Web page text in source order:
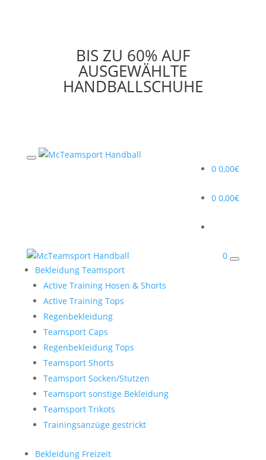
BIS ZU 60% AUF
AUSGEWÄHLTE
HANDBALLSCHUHE
0 0,00€
0 0,00€
0
Bekleidung Teamsport
Active Training Hosen & Shorts
Active Training Tops
Regenbekleidung
Teamsport Caps
Regenbekleidung Tops
Teamsport Shorts
Teamsport Socken/Stutzen
Teamsport sonstige Bekleidung
Teamsport Trikots
Trainingsanzüge gestrickt
Bekleidung Freizeit